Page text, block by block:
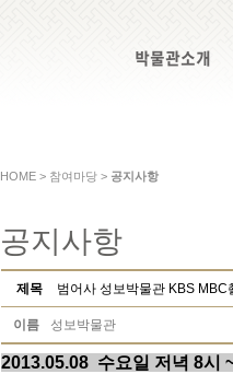
박물관소개
HOME > 참여마당 > 공지사항
공지사항
제목 범어사 성보박물관 KBS
이름 성보박물관
2013.05.08 수요일 저녁 8시